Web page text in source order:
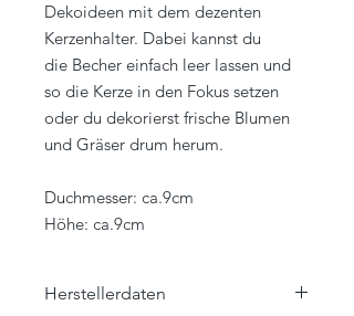
Dekoideen mit dem dezenten
Kerzenhalter. Dabei kannst du
die Becher einfach leer lassen und
so die Kerze in den Fokus setzen
oder du dekorierst frische Blumen
und Gräser drum herum.
Duchmesser: ca.9cm
Höhe: ca.9cm
Herstellerdaten